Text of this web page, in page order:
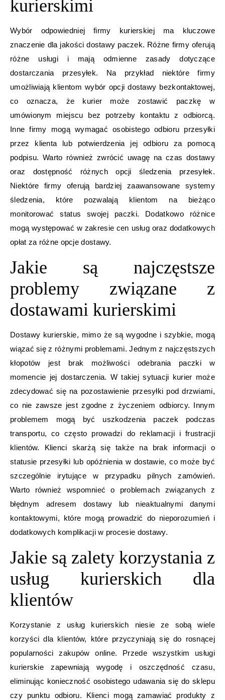
kurierskimi
Wybór odpowiedniej firmy kurierskiej ma kluczowe
znaczenie dla jakości dostawy paczek. Różne firmy oferują
różne usługi i mają odmienne zasady dotyczące
dostarczania przesyłek. Na przykład niektóre firmy
umożliwiają klientom wybór opcji dostawy bezkontaktowej,
co oznacza, że kurier może zostawić paczkę w
umówionym miejscu bez potrzeby kontaktu z odbiorcą.
Inne firmy mogą wymagać osobistego odbioru przesyłki
przez klienta lub potwierdzenia jej odbioru za pomocą
podpisu. Warto również zwrócić uwagę na czas dostawy
oraz dostępność różnych opcji śledzenia przesyłek.
Niektóre firmy oferują bardziej zaawansowane systemy
śledzenia, które pozwalają klientom na bieżąco
monitorować status swojej paczki. Dodatkowo różnice
mogą występować w zakresie cen usług oraz dodatkowych
opłat za różne opcje dostawy.
Jakie są najczęstsze
problemy związane z
dostawami kurierskimi
Dostawy kurierskie, mimo że są wygodne i szybkie, mogą
wiązać się z różnymi problemami. Jednym z najczęstszych
kłopotów jest brak możliwości odebrania paczki w
momencie jej dostarczenia. W takiej sytuacji kurier może
zdecydować się na pozostawienie przesyłki pod drzwiami,
co nie zawsze jest zgodne z życzeniem odbiorcy. Innym
problemem mogą być uszkodzenia paczek podczas
transportu, co często prowadzi do reklamacji i frustracji
klientów. Klienci skarżą się także na brak informacji o
statusie przesyłki lub opóźnienia w dostawie, co może być
szczególnie irytujące w przypadku pilnych zamówień.
Warto również wspomnieć o problemach związanych z
błędnym adresem dostawy lub nieaktualnymi danymi
kontaktowymi, które mogą prowadzić do nieporozumień i
dodatkowych komplikacji w procesie dostawy.
Jakie są zalety korzystania z
usług kurierskich dla
klientów
Korzystanie z usług kurierskich niesie ze sobą wiele
korzyści dla klientów, które przyczyniają się do rosnącej
popularności zakupów online. Przede wszystkim usługi
kurierskie zapewniają wygodę i oszczędność czasu,
eliminując konieczność osobistego udawania się do sklepu
czy punktu odbioru. Klienci mogą zamawiać produkty z